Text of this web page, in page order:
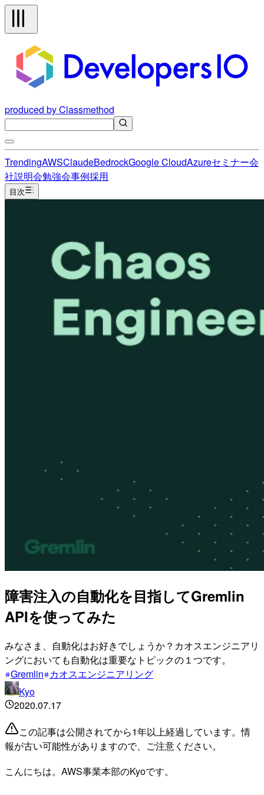
produced by Classmethod
TrendingAWSClaudeBedrockGoogle CloudAzureセミナー会
社説明会勉強会事例採用
目次
障害注入の自動化を目指してGremlin
APIを使ってみた
みなさま、自動化はお好きでしょうか？カオスエンジニアリ
ングにおいても自動化は重要なトピックの１つです。
Gremlin カオスエンジニアリング
Kyo
2020.07.17
この記事は公開されてから1年以上経過しています。情
報が古い可能性がありますので、ご注意ください。
こんにちは。AWS事業本部のKyoです。